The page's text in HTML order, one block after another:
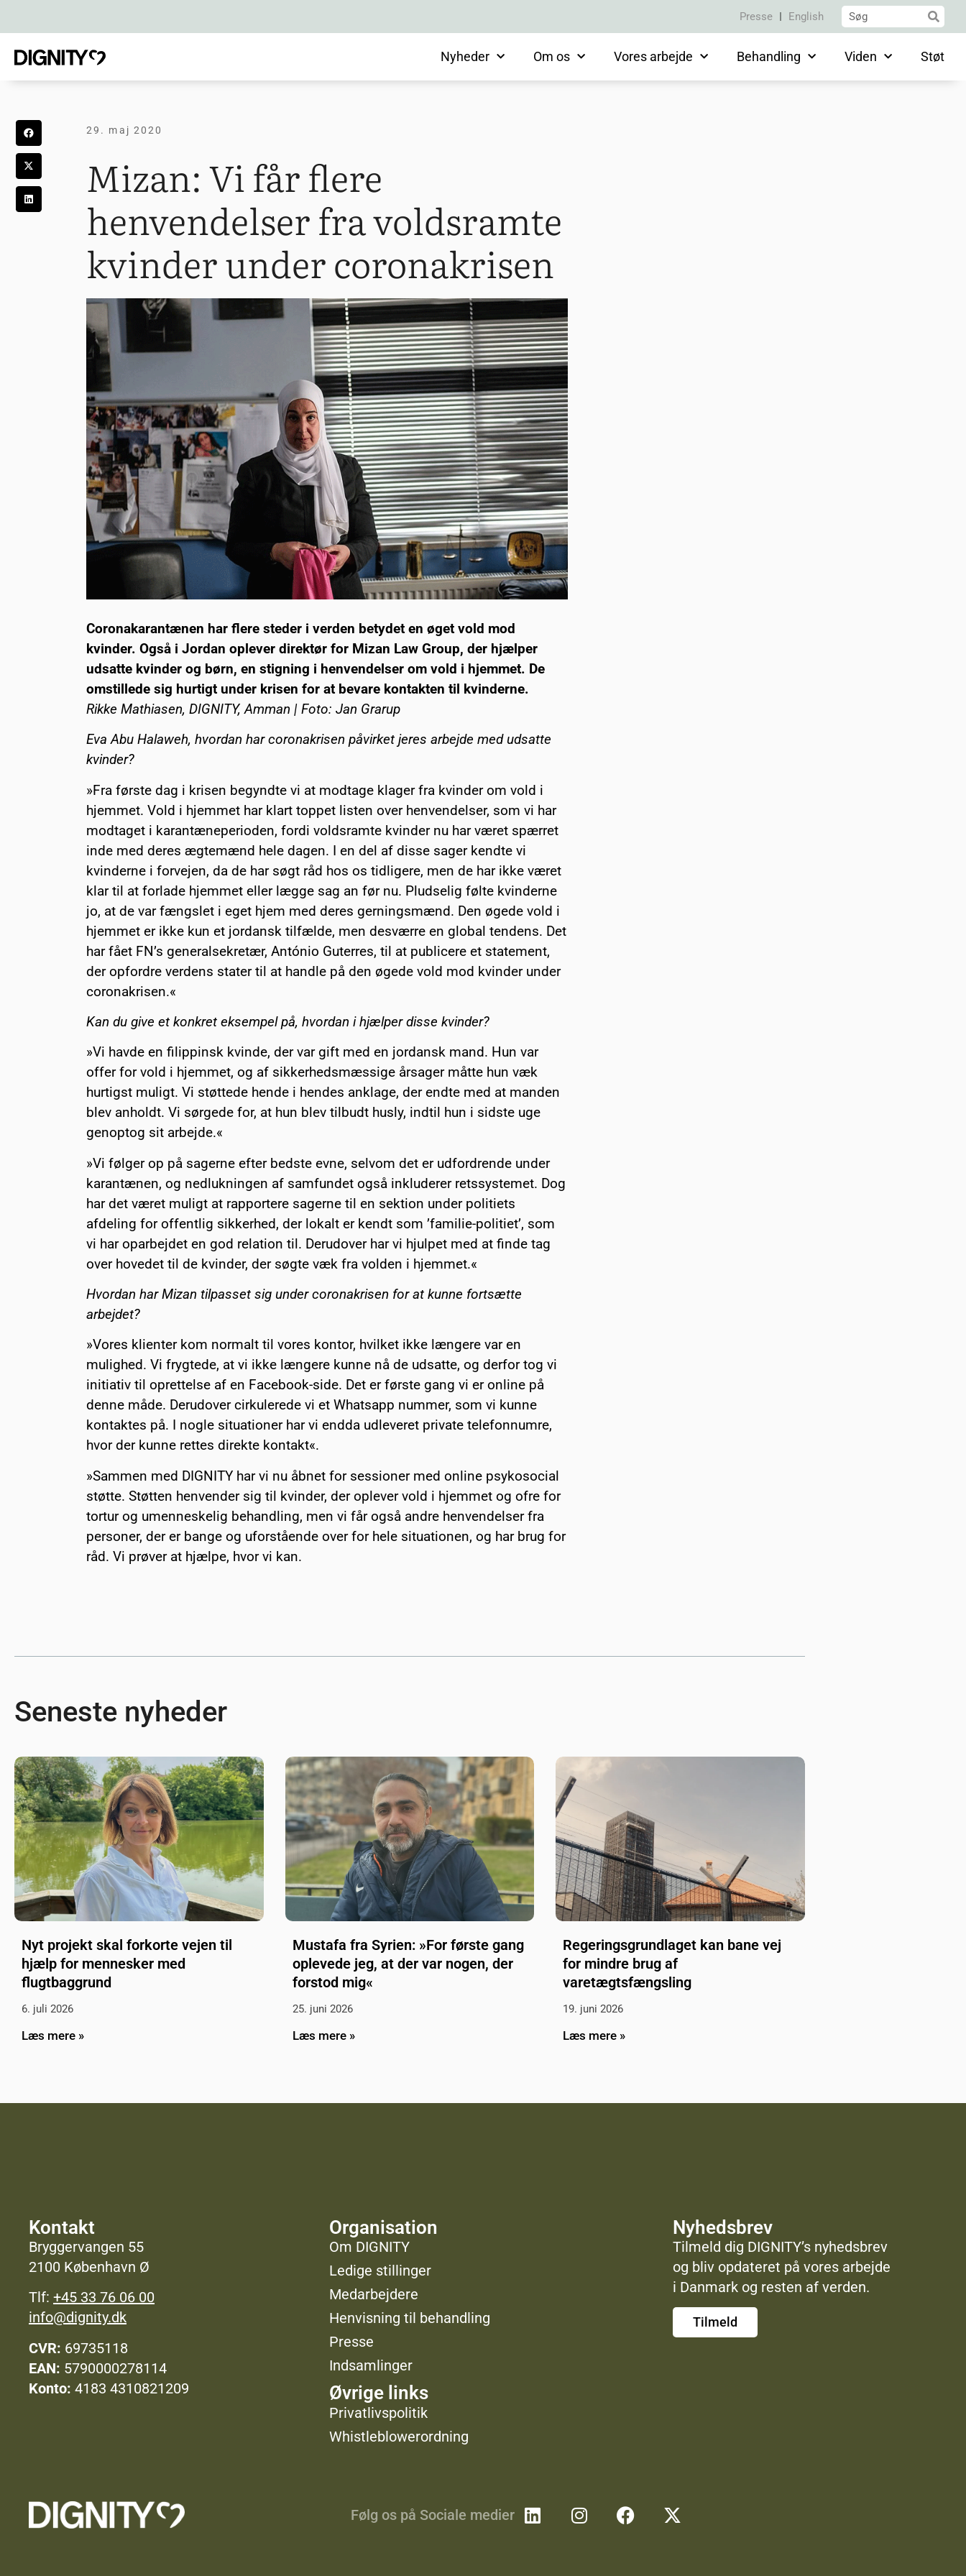
Presse English
Nyheder Om os Vores arbejde Behandling Viden Støt
29. maj 2020
Mizan: Vi får flere
henvendelser fra voldsramte
kvinder under coronakrisen
Coronakarantænen har flere steder i verden betydet en øget vold mod
kvinder. Også i Jordan oplever direktør for Mizan Law Group, der hjælper
udsatte kvinder og børn, en stigning i henvendelser om vold i hjemmet. De
omstillede sig hurtigt under krisen for at bevare kontakten til kvinderne.
Rikke Mathiasen, DIGNITY, Amman | Foto: Jan Grarup
Eva Abu Halaweh, hvordan har coronakrisen påvirket jeres arbejde med udsatte
kvinder?
»Fra første dag i krisen begyndte vi at modtage klager fra kvinder om vold i
hjemmet. Vold i hjemmet har klart toppet listen over henvendelser, som vi har
modtaget i karantæneperioden, fordi voldsramte kvinder nu har været spærret
inde med deres ægtemænd hele dagen. I en del af disse sager kendte vi
kvinderne i forvejen, da de har søgt råd hos os tidligere, men de har ikke været
klar til at forlade hjemmet eller lægge sag an før nu. Pludselig følte kvinderne
jo, at de var fængslet i eget hjem med deres gerningsmænd. Den øgede vold i
hjemmet er ikke kun et jordansk tilfælde, men desværre en global tendens. Det
har fået FN’s generalsekretær, António Guterres, til at publicere et statement,
der opfordre verdens stater til at handle på den øgede vold mod kvinder under
coronakrisen.«
Kan du give et konkret eksempel på, hvordan i hjælper disse kvinder?
»Vi havde en filippinsk kvinde, der var gift med en jordansk mand. Hun var
offer for vold i hjemmet, og af sikkerhedsmæssige årsager måtte hun væk
hurtigst muligt. Vi støttede hende i hendes anklage, der endte med at manden
blev anholdt. Vi sørgede for, at hun blev tilbudt husly, indtil hun i sidste uge
genoptog sit arbejde.«
»Vi følger op på sagerne efter bedste evne, selvom det er udfordrende under
karantænen, og nedlukningen af samfundet også inkluderer retssystemet. Dog
har det været muligt at rapportere sagerne til en sektion under politiets
afdeling for offentlig sikkerhed, der lokalt er kendt som ’familie-politiet’, som
vi har oparbejdet en god relation til. Derudover har vi hjulpet med at finde tag
over hovedet til de kvinder, der søgte væk fra volden i hjemmet.«
Hvordan har Mizan tilpasset sig under coronakrisen for at kunne fortsætte
arbejdet?
»Vores klienter kom normalt til vores kontor, hvilket ikke længere var en
mulighed. Vi frygtede, at vi ikke længere kunne nå de udsatte, og derfor tog vi
initiativ til oprettelse af en Facebook-side. Det er første gang vi er online på
denne måde. Derudover cirkulerede vi et Whatsapp nummer, som vi kunne
kontaktes på. I nogle situationer har vi endda udleveret private telefonnumre,
hvor der kunne rettes direkte kontakt«.
»Sammen med DIGNITY har vi nu åbnet for sessioner med online psykosocial
støtte. Støtten henvender sig til kvinder, der oplever vold i hjemmet og ofre for
tortur og umenneskelig behandling, men vi får også andre henvendelser fra
personer, der er bange og uforstående over for hele situationen, og har brug for
råd. Vi prøver at hjælpe, hvor vi kan.
Seneste nyheder
Nyt projekt skal forkorte vejen til
hjælp for mennesker med
flugtbaggrund
6. juli 2026
Læs mere »
Mustafa fra Syrien: »For første gang
oplevede jeg, at der var nogen, der
forstod mig«
25. juni 2026
Læs mere »
Regeringsgrundlaget kan bane vej
for mindre brug af
varetægtsfængsling
19. juni 2026
Læs mere »
Kontakt
Bryggervangen 55
2100 København Ø
Tlf: +45 33 76 06 00
info@dignity.dk
CVR: 69735118
EAN: 5790000278114
Konto: 4183 4310821209
Organisation
Om DIGNITY
Ledige stillinger
Medarbejdere
Henvisning til behandling
Presse
Indsamlinger
Øvrige links
Privatlivspolitik
Whistleblowerordning
Nyhedsbrev
Tilmeld dig DIGNITY’s nyhedsbrev
og bliv opdateret på vores arbejde
i Danmark og resten af verden.
Tilmeld
Følg os på Sociale medier